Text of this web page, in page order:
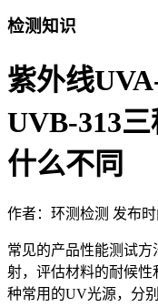
检测知识
紫外线
UVB-313
什么不同
作者：环测检测 发布时
常见的产品性能测试
射，评估材料的耐候性
种常用的UV光源，分